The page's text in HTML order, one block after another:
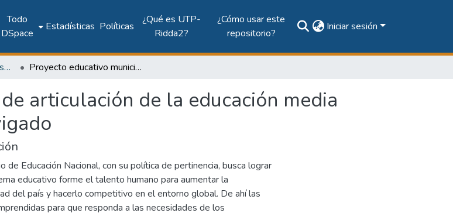
Todo
DSpace
Estadísticas Políticas
¿Qué es UTP-
Ridda2?
¿Cómo usar este
repositorio?
Iniciar sesión
Publicaciones del Congreso Internacional CLABES Proyecto educativo municipal de articulación de la educación media técnica en el municipio de Envigado
articulación de la educación media
de Educación Nacional, con su política de pertinencia, busca lograr
educativo forme el talento humano para aumentar la
del país y hacerlo competitivo en el entorno global. De ahí las
para que responda a las necesidades de los